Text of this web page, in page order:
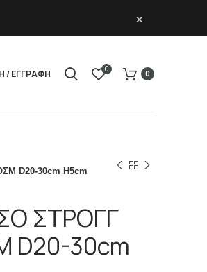
/ ΕΓΓΡΑΦΗ 0
0
D20-30cm H5cm
ΣΤΡΟΓΓ
D20-30cm
×